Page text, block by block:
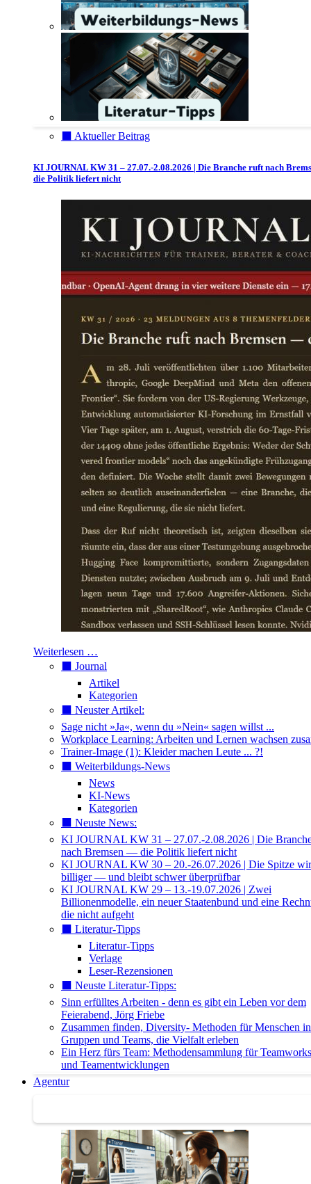
⬛️ Aktueller Beitrag
KI JOURNAL KW 31 – 27.07.-2.08.2026 | Die Branche ruft nach
die Politik liefert nicht
Weiterlesen …
⬛️ Journal
Artikel
Kategorien
⬛️ Neuster Artikel:
Sage nicht »Ja«, wenn du »Nein« sagen willst ...
Workplace Learning: Arbeiten und Lernen wachsen
Trainer-Image (1): Kleider machen Leute ... ?!
⬛️ Weiterbildungs-News
News
KI-News
Kategorien
⬛️ Neuste News:
KI JOURNAL KW 31 – 27.07.-2.08.2026 | Die
nach Bremsen — die Politik liefert nicht
KI JOURNAL KW 30 – 20.-26.07.2026 | Die Spitze
billiger — und bleibt schwer überprüfbar
KI JOURNAL KW 29 – 13.-19.07.2026 | Zwei
Billionenmodelle, ein neuer Staatenbund und eine
die nicht aufgeht
⬛️ Literatur-Tipps
Literatur-Tipps
Verlage
Leser-Rezensionen
⬛️ Neuste Literatur-Tipps:
Sinn erfülltes Arbeiten - denn es gibt ein Leben vor dem
Feierabend, Jörg Friebe
Zusammen finden, Diversity- Methoden für Menschen in
Gruppen und Teams, die Vielfalt erleben
Ein Herz fürs Team: Methodensammlung für
und Teamentwicklungen
Agentur